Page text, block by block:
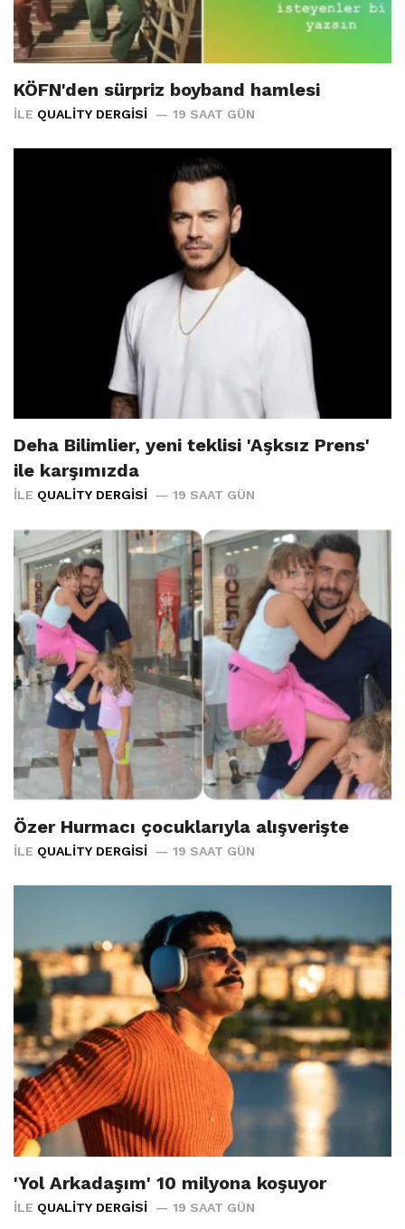
KÖFN'den sürpriz boyband hamlesi
İLE QUALITY DERGISI 19 SAAT GÜN
Deha Bilimlier, yeni teklisi 'Aşksız Prens'
ile karşımızda
İLE QUALITY DERGISI 19 SAAT GÜN
Özer Hurmacı çocuklarıyla alışverişte
İLE QUALITY DERGISI 19 SAAT GÜN
'Yol Arkadaşım' 10 milyona koşuyor
İLE QUALITY DERGISI 19 SAAT GÜN